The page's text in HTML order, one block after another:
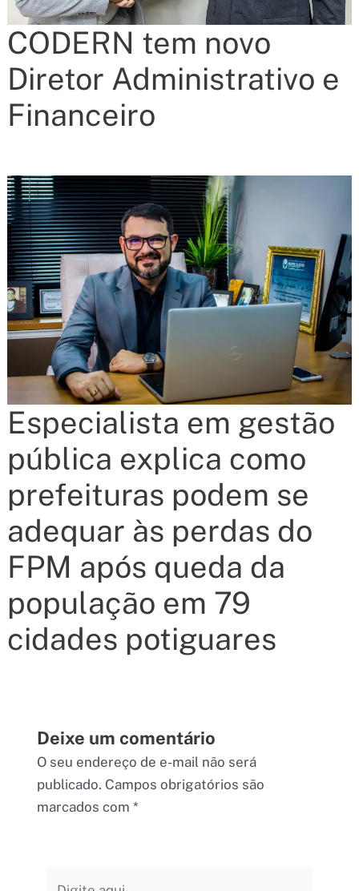
CODERN tem novo
Diretor Administrativo e
Financeiro
Especialista em gestão
pública explica como
prefeituras podem se
adequar às perdas do
FPM após queda da
população em 79
cidades potiguares
Deixe um comentário
O seu endereço de e-mail não será
publicado. Campos obrigatórios são
marcados com *